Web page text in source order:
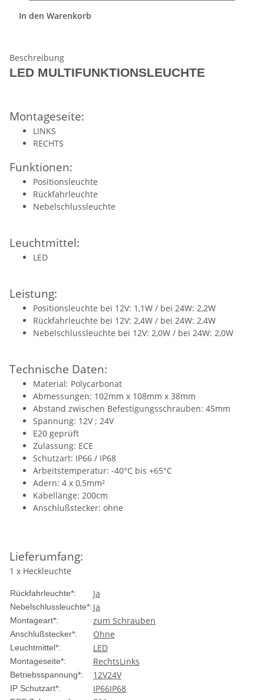
In den Warenkorb
Beschreibung
LED MULTIFUNKTIONSLEUCHTE
Montageseite:
LINKS
RECHTS
Funktionen:
Positionsleuchte
Rückfahrleuchte
Nebelschlussleuchte
Leuchtmittel:
LED
Leistung:
Positionsleuchte bei 12V: 1,1W / bei 24W: 2,2W
Rückfahrleuchte bei 12V: 2,4W / bei 24W: 2,4W
Nebelschlussleuchte bei 12V: 2,0W / bei 24W: 2,0W
Technische Daten:
Material: Polycarbonat
Abmessungen: 102mm x 108mm x 38mm
Abstand zwischen Befestigungsschrauben: 45mm
Spannung: 12V ; 24V
E20 geprüft
Zulassung: ECE
Schutzart: IP66 / IP68
Arbeitstemperatur: -40°C bis +65°C
Adern: 4 x 0,5mm²
Kabellänge: 200cm
Anschlußstecker: ohne
Lieferumfang:
1 x Heckleuchte
Rückfahrleuchte*: Ja
Nebelschlussleuchte*: Ja
Montageart*: zum Schrauben
Anschlußstecker*: Ohne
Leuchtmittel*: LED
Montageseite*: RechtsLinks
Betriebsspannung*: 12V24V
IP Schutzart*: IP66IP68